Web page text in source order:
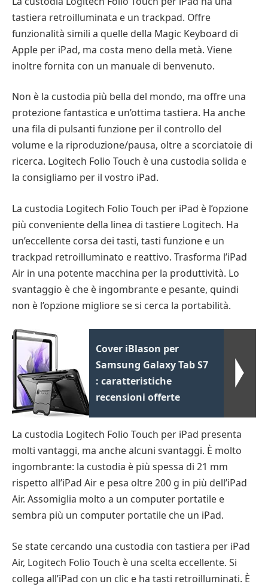
tastiera retroilluminata e un trackpad. Offre
funzionalità simili a quelle della Magic Keyboard di
Apple per iPad, ma costa meno della metà. Viene
inoltre fornita con un manuale di benvenuto.
Non è la custodia più bella del mondo, ma offre una
protezione fantastica e un’ottima tastiera. Ha anche
una fila di pulsanti funzione per il controllo del
volume e la riproduzione/pausa, oltre a scorciatoie di
ricerca. Logitech Folio Touch è una custodia solida e
la consigliamo per il vostro iPad.
La custodia Logitech Folio Touch per iPad è l’opzione
più conveniente della linea di tastiere Logitech. Ha
un’eccellente corsa dei tasti, tasti funzione e un
trackpad retroilluminato e reattivo. Trasforma l’iPad
Air in una potente macchina per la produttività. Lo
svantaggio è che è ingombrante e pesante, quindi
non è l’opzione migliore se si cerca la portabilità.
Cover iBlason per
Samsung Galaxy Tab S7
: caratteristiche
recensioni offerte
La custodia Logitech Folio Touch per iPad presenta
molti vantaggi, ma anche alcuni svantaggi. È molto
ingombrante: la custodia è più spessa di 21 mm
rispetto all’iPad Air e pesa oltre 200 g in più dell’iPad
Air. Assomiglia molto a un computer portatile e
sembra più un computer portatile che un iPad.
Se state cercando una custodia con tastiera per iPad
Air, Logitech Folio Touch è una scelta eccellente. Si
collega all’iPad con un clic e ha tasti retroilluminati. È